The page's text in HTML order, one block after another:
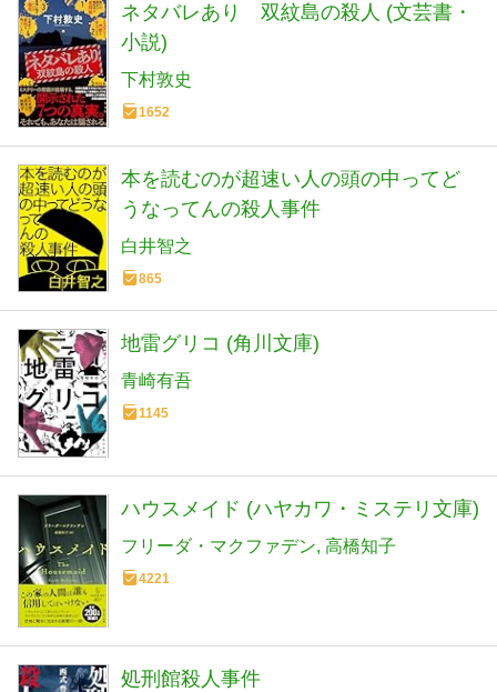
ネタバレあり 双紋島の殺人 (文芸書・
小説)
下村敦史
1652
本を読むのが超速い人の頭の中ってど
うなってんの殺人事件
白井智之
865
地雷グリコ (角川文庫)
青崎有吾
1145
ハウスメイド (ハヤカワ・ミステリ文庫)
フリーダ・マクファデン 高橋知子
4221
処刑館殺人事件